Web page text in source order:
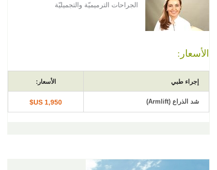
الجراحات الترميميّة والتجميليّة
الأسعار:
إجراء طبي الأسعار:
شد الذراع (Armlift) 1,950 US$